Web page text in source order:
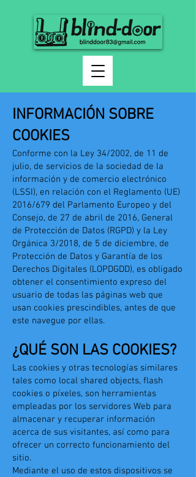
INFORMACIÓN SOBRE
COOKIES
Conforme con la Ley 34/2002, de 11 de
julio, de servicios de la sociedad de la
información y de comercio electrónico
(LSSI), en relación con el Reglamento (UE)
2016/679 del Parlamento Europeo y del
Consejo, de 27 de abril de 2016, General
de Protección de Datos (RGPD) y la Ley
Orgánica 3/2018, de 5 de diciembre, de
Protección de Datos y Garantía de los
Derechos Digitales (LOPDGDD), es obligado
obtener el consentimiento expreso del
usuario de todas las páginas web que
usan cookies prescindibles, antes de que
este navegue por ellas.
¿QUÉ SON LAS COOKIES?
Las cookies y otras tecnologías similares
tales como local shared objects, flash
cookies o píxeles, son herramientas
empleadas por los servidores Web para
almacenar y recuperar información
acerca de sus visitantes, así como para
ofrecer un correcto funcionamiento del
sitio.
Mediante el uso de estos dispositivos se